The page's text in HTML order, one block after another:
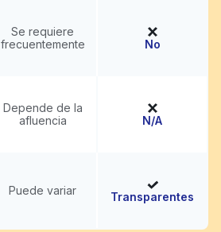
Se requiere
frecuentemente
No
Depende de la
afluencia
N/A
Puede variar Transparentes